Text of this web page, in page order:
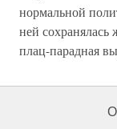
нормальной
ней
плац-парадная
О